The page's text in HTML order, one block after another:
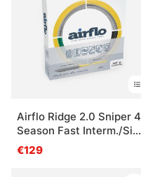
Airflo Ridge 2.0 Sniper 4
Season Fast Interm./Sink
3
€129